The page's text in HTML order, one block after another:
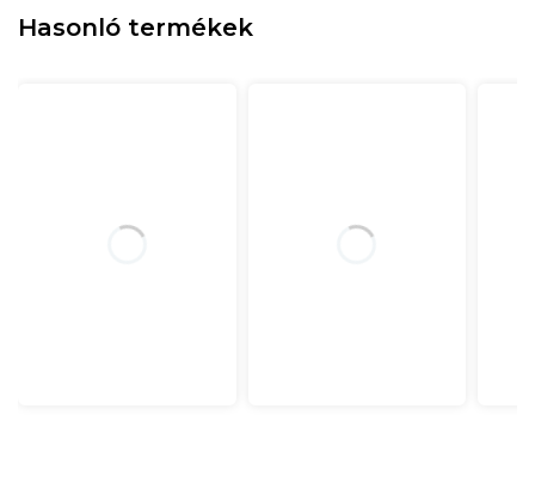
Hasonló termékek